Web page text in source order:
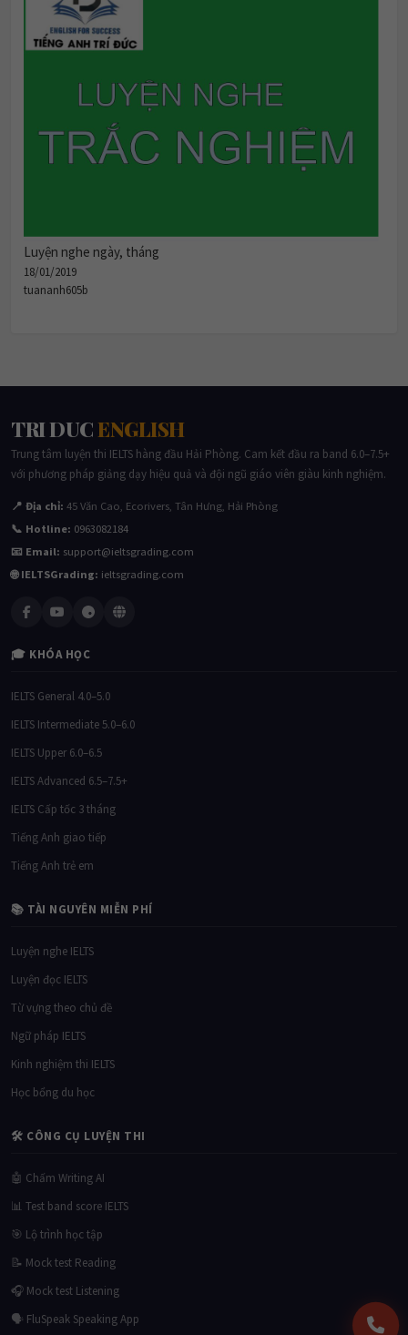
Luyện nghe ngày, tháng
18/01/2019
tuananh605b
TRI DUCENGLISH
Trung tâm luyện thi IELTS hàng đầu Hải Phòng. Cam kết đầu ra band 6.0–7.5+
với phương pháp giảng dạy hiệu quả và đội ngũ giáo viên giàu kinh nghiệm.
📍 Địa chỉ: 45 Văn Cao, Ecorivers, Tân Hưng, Hải Phòng
📞 Hotline: 0963082184
📧 Email: support@ieltsgrading.com
🌐 IELTSGrading: ieltsgrading.com
🎓 KHÓA HỌC
IELTS General 4.0–5.0
IELTS Intermediate 5.0–6.0
IELTS Upper 6.0–6.5
IELTS Advanced 6.5–7.5+
IELTS Cấp tốc 3 tháng
Tiếng Anh giao tiếp
Tiếng Anh trẻ em
📚 TÀI NGUYÊN MIỄN PHÍ
Luyện nghe IELTS
Luyện đọc IELTS
Từ vựng theo chủ đề
Ngữ pháp IELTS
Kinh nghiệm thi IELTS
Học bổng du học
🛠 CÔNG CỤ LUYỆN THI
🤖 Chấm Writing AI
📊 Test band score IELTS
🎯 Lộ trình học tập
📝 Mock test Reading
🎧 Mock test Listening
🗣 FluSpeak Speaking App